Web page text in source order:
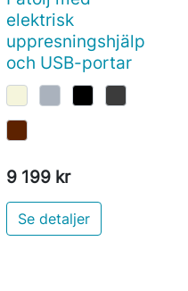
elektrisk
uppresningshjälp
och USB-portar
9 199 kr
Se detaljer